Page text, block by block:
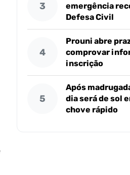
3
emergência
Defesa Civil
4
Prouni abre
comprovar
inscrição
5
Após
dia será de sol
chove rápido